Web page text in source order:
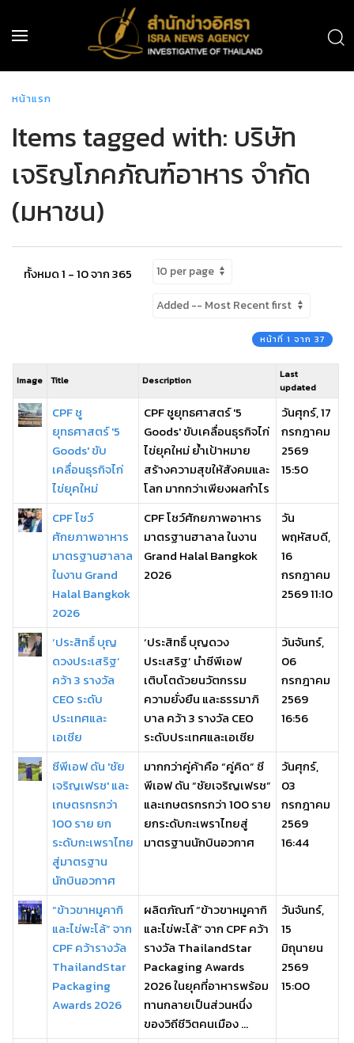
หน้าแรก
Items tagged with: บริษัท
เจริญโภคภัณฑ์อาหาร จำกัด
(มหาชน)
ทั้งหมด 1 - 10 จาก 365
หน้าที่ 1 จาก 37
Image Title Description
Last
updated
CPF ชู
ยุทธศาสตร์ '5
Goods' ขับ
เคลื่อนธุรกิจไก่
ไข่ยุคใหม่
CPF ชูยุทธศาสตร์ '5
Goods' ขับเคลื่อนธุรกิจไก่
ไข่ยุคใหม่ ย้ำเป้าหมาย
สร้างความสุขให้สังคมและ
โลก มากกว่าเพียงผลกำไร
วันศุกร์, 17
กรกฎาคม
2569
15:50
CPF โชว์
ศักยภาพอาหาร
มาตรฐานฮาลาล
ในงาน Grand
Halal Bangkok
2026
CPF โชว์ศักยภาพอาหาร
มาตรฐานฮาลาล ในงาน
Grand Halal Bangkok
2026
วัน
พฤหัสบดี,
16
กรกฎาคม
2569 11:10
‘ประสิทธิ์ บุญ
ดวงประเสริฐ’
คว้า 3 รางวัล
CEO ระดับ
ประเทศและ
เอเชีย
‘ประสิทธิ์ บุญดวง
ประเสริฐ’ นำซีพีเอฟ
เติบโตด้วยนวัตกรรม
ความยั่งยืน และธรรมาภิ
บาล คว้า 3 รางวัล CEO
ระดับประเทศและเอเชีย
วันจันทร์,
06
กรกฎาคม
2569
16:56
ซีพีเอฟ ดัน 'ชัย
เจริญเฟรช' และ
เกษตรกรกว่า
100 ราย ยก
ระดับกะเพราไทย
สู่มาตรฐาน
นักบินอวกาศ
มากกว่าคู่ค้าคือ “คู่คิด” ซี
พีเอฟ ดัน “ชัยเจริญเฟรช”
และเกษตรกรกว่า 100 ราย
ยกระดับกะเพราไทยสู่
มาตรฐานนักบินอวกาศ
วันศุกร์,
03
กรกฎาคม
2569
16:44
“ข้าวขาหมูคากิ
และไข่พะโล้” จาก
CPF คว้ารางวัล
ThailandStar
Packaging
Awards 2026
ผลิตภัณฑ์ “ข้าวขาหมูคากิ
และไข่พะโล้” จาก CPF คว้า
รางวัล ThailandStar
Packaging Awards
2026 ในยุคที่อาหารพร้อม
ทานกลายเป็นส่วนหนึ่ง
ของวิถีชีวิตคนเมือง ...
วันจันทร์,
15
มิถุนายน
2569
15:00